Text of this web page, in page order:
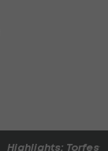
Highlights: